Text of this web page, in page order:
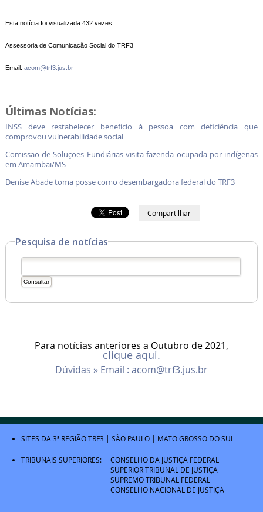
Esta notícia foi visualizada 432 vezes.
Assessoria de Comunicação Social do TRF3
Email: acom@trf3.jus.br
Últimas Notícias:
INSS deve restabelecer benefício à pessoa com deficiência que
comprovou vulnerabilidade social
Comissão de Soluções Fundiárias visita fazenda ocupada por indígenas
em Amambai/MS
Denise Abade toma posse como desembargadora federal do TRF3
Compartilhar
Pesquisa de notícias
Para notícias anteriores a Outubro de 2021,
clique aqui.
Dúvidas » Email : acom@trf3.jus.br
SITES DA 3ª REGIÃOTRF3 | SÃO PAULO | MATO GROSSO DO SUL
TRIBUNAIS SUPERIORES:
CONSELHO DA JUSTIÇA FEDERAL
SUPERIOR TRIBUNAL DE JUSTIÇA
SUPREMO TRIBUNAL FEDERAL
CONSELHO NACIONAL DE JUSTIÇA